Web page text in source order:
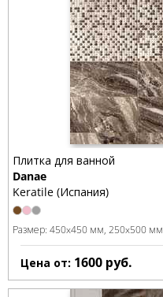
Плитка для ванной
Danae
Keratile (Испания)
Размер: 450x450 мм 250x500 мм
Цена от: 1600 руб.